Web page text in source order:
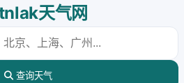
天气网
查询天气